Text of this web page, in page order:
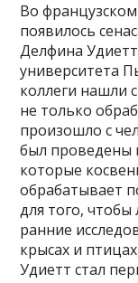
Во
появилось
Делфина
университета
коллеги нашли
не только
произошло с
был проведены
которые
обрабатывает
для того,
ранние
крысах и
Удиетт стал